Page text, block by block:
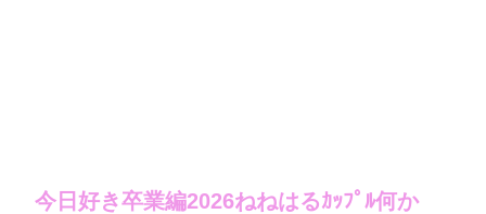
今日好き卒業編2026ねねはるｶｯﾌﾟﾙ何か